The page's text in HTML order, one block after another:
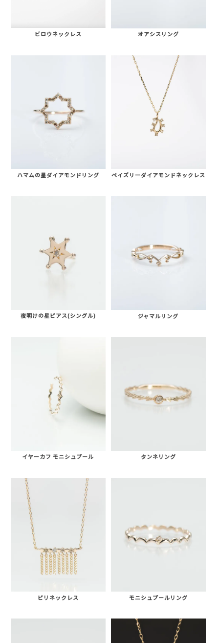
ビロウネックレス オアシスリング
ハマムの星ダイアモンドリング ペイズリーダイアモンドネックレス
夜明けの星ピアス(シングル) ジャマルリング
イヤーカフ モニシュプール タンネリング
ピリネックレス モニシュプールリング